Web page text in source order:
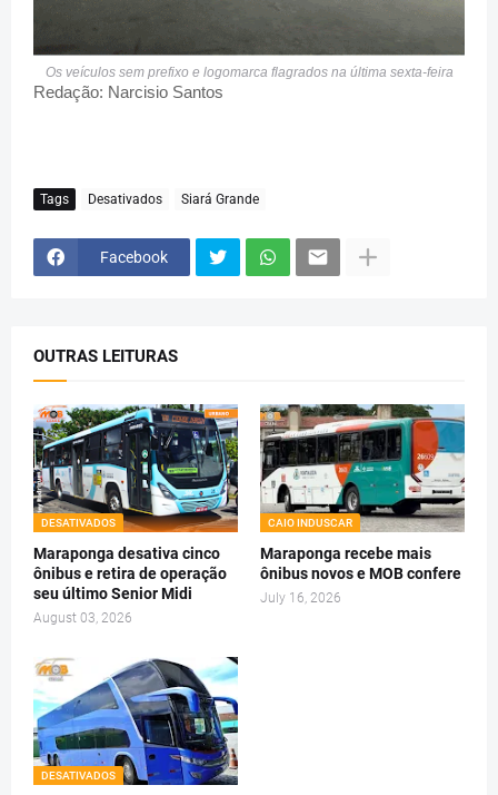
Os veículos sem prefixo e logomarca flagrados na última sexta-feira
Redação: Narcisio Santos
Tags Desativados Siará Grande
Facebook
OUTRAS LEITURAS
DESATIVADOS
Maraponga desativa cinco
ônibus e retira de operação
seu último Senior Midi
August 03, 2026
CAIO INDUSCAR
Maraponga recebe mais
ônibus novos e MOB confere
July 16, 2026
DESATIVADOS